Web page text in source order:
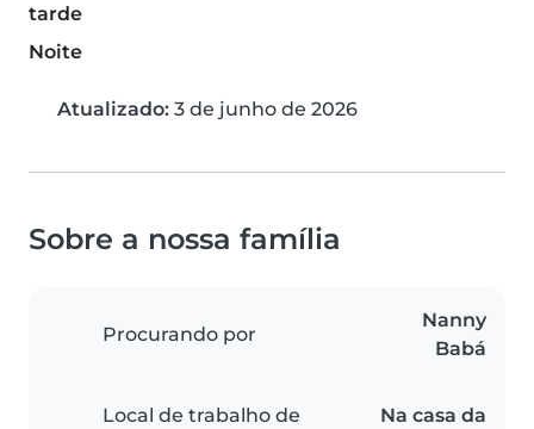
tarde
Noite
Atualizado: 3 de junho de 2026
Sobre a nossa família
Procurando por
Nanny
Babá
Local de trabalho de
Na casa da